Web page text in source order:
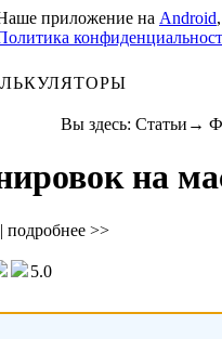
приложение на Android,
Вы здесь: Статьи →
на
| подробнее >>
5.0